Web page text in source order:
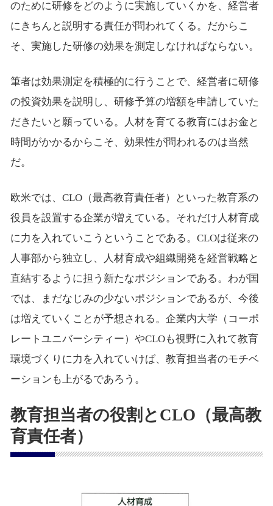
のために研修をどのように実施していくかを、経営者
にきちんと説明する責任が問われてくる。だからこ
そ、実施した研修の効果を測定しなければならない。
筆者は効果測定を積極的に行うことで、経営者に研修
の投資効果を説明し、研修予算の増額を申請していた
だきたいと願っている。人材を育てる教育にはお金と
時間がかかるからこそ、効果性が問われるのは当然
だ。
欧米では、CLO（最高教育責任者）といった教育系の
役員を設置する企業が増えている。それだけ人材育成
に力を入れていこうということである。CLOは従来の
人事部から独立し、人材育成や組織開発を経営戦略と
直結するように担う新たなポジションである。わが国
では、まだなじみの少ないポジションであるが、今後
は増えていくことが予想される。企業内大学（コーポ
レートユニバーシティー）やCLOも視野に入れて教育
環境づくりに力を入れていけば、教育担当者のモチベ
ーションも上がるであろう。
教育担当者の役割とCLO（最高教
育責任者）